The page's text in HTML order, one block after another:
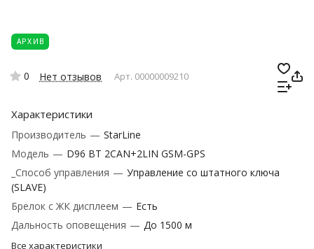
АРХИВ
0 Нет отзывов Арт. 00000009210
Характеристики
Производитель — StarLine
Модель — D96 BT 2CAN+2LIN GSM-GPS
_Способ управления — Управление со штатного ключа
(SLAVE)
Брелок с ЖК дисплеем — Есть
Дальность оповещения — До 1500 м
Все характеристики